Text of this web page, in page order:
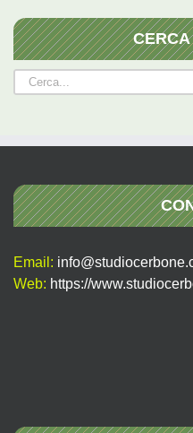
Cerca
per:
Email:
Web: https://